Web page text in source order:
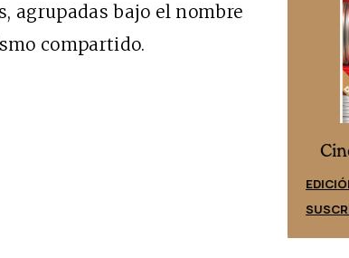
agrupadas bajo el nombre
compartido.